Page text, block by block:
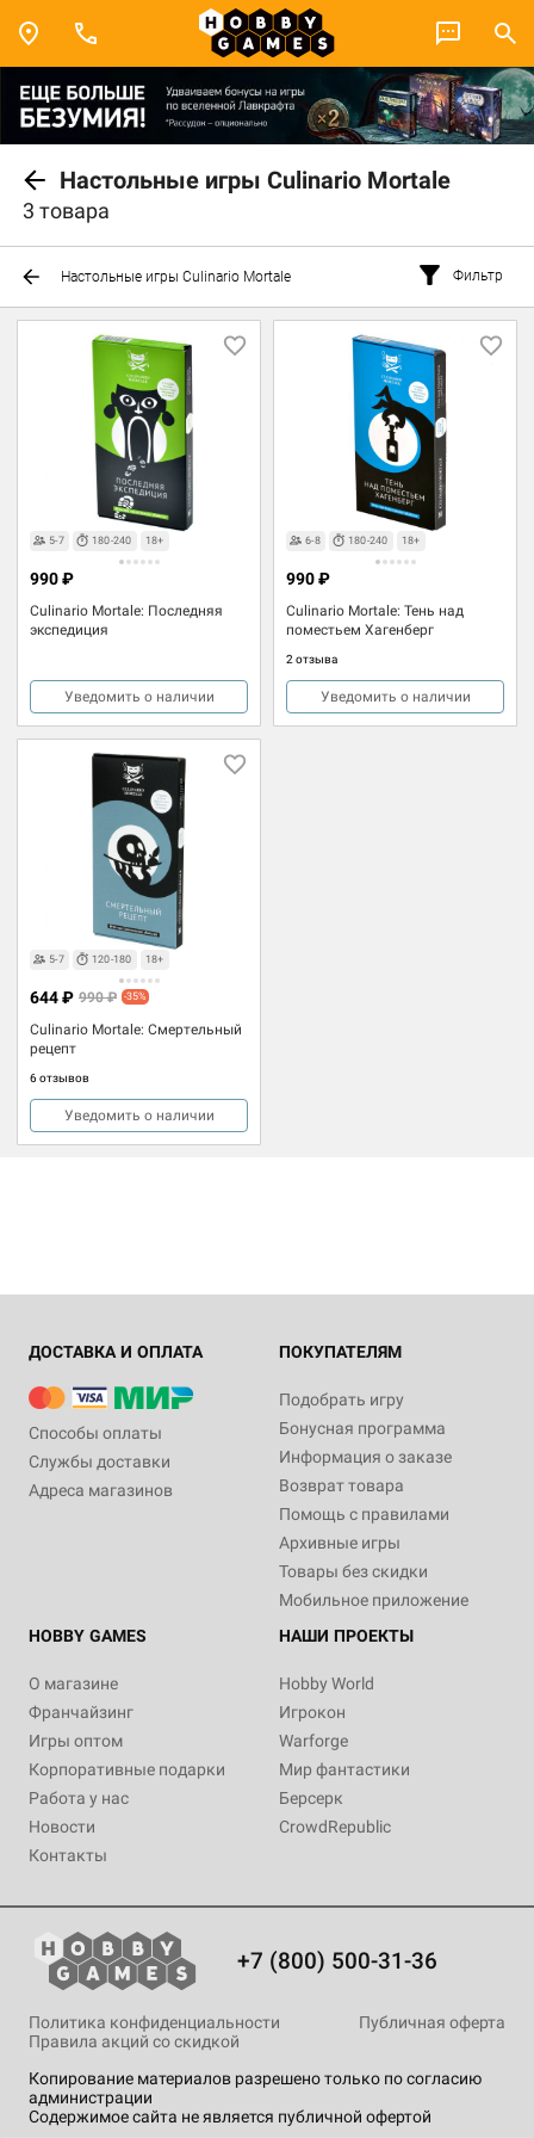
Настольные игры Culinario Mortale
3 товара
Настольные игры Culinario Mortale Фильтр
5-7 180-240 18+
Culinario Mortale: Последняя
экспедиция
990 ₽
Уведомить о наличии
6-8 180-240 18+
Culinario Mortale: Тень над
поместьем Хагенберг
2 отзыва
990 ₽
Уведомить о наличии
5-7 120-180 18+
Culinario Mortale: Смертельный
рецепт
6 отзывов
644 ₽ 990 ₽ -35%
Уведомить о наличии
ДОСТАВКА И ОПЛАТА
Способы оплаты
Службы доставки
Адреса магазинов
ПОКУПАТЕЛЯМ
Подобрать игру
Бонусная программа
Информация о заказе
Возврат товара
Помощь с правилами
Архивные игры
Товары без скидки
Мобильное приложение
HOBBY GAMES
О магазине
Франчайзинг
Игры оптом
Корпоративные подарки
Работа у нас
Новости
Контакты
НАШИ ПРОЕКТЫ
Hobby World
Игрокон
Warforge
Мир фантастики
Берсерк
CrowdRepublic
+7 (800) 500-31-36
Копирование материалов разрешено только по согласию
администрации
Содержимое сайта не является публичной офертой
Политика конфиденциальности
Публичная оферта
Правила акций со скидкой